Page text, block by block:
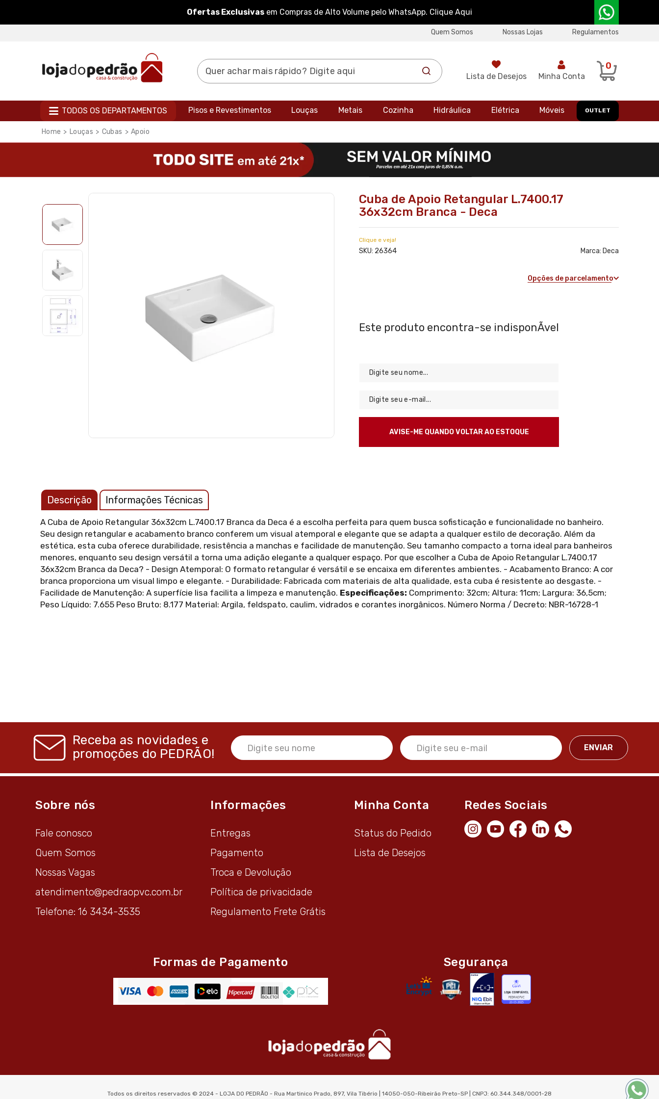
Ofertas Exclusivas em Compras de Alto Volume pelo WhatsApp. Clique Aqui
Quem Somos Nossas Lojas Regulamentos
Lista de Desejos Minha Conta
0
TODOS OS DEPARTAMENTOS OUTLET
Pisos e Revestimentos Louças Metais Cozinha Hidráulica Elétrica Móveis
Louças Cubas Apoio
Cuba de Apoio Retangular L.7400.17
36x32cm Branca - Deca
Clique e veja!
SKU: 26364 Marca: Deca
Opções de parcelamento
Descrição Informações Técnicas
A Cuba de Apoio Retangular 36x32cm L.7400.17 Branca da Deca é a escolha perfeita para quem busca sofisticação e funcionalidade no banheiro.
Seu design retangular e acabamento branco conferem um visual atemporal e elegante que se adapta a qualquer estilo de decoração. Além da
estética, esta cuba oferece durabilidade, resistência a manchas e facilidade de manutenção. Seu tamanho compacto a torna ideal para banheiros
menores, enquanto seu design versátil a torna uma adição elegante a qualquer espaço. Por que escolher a Cuba de Apoio Retangular L.7400.17
36x32cm Branca da Deca? - Design Atemporal: O formato retangular é versátil e se encaixa em diferentes ambientes. - Acabamento Branco: A cor
branca proporciona um visual limpo e elegante. - Durabilidade: Fabricada com materiais de alta qualidade, esta cuba é resistente ao desgaste. -
Facilidade de Manutenção: A superfície lisa facilita a limpeza e manutenção. Especificações: Comprimento: 32cm; Altura: 11cm; Largura: 36,5cm;
Peso Líquido: 7.655 Peso Bruto: 8.177 Material: Argila, feldspato, caulim, vidrados e corantes inorgânicos. Número Norma / Decreto: NBR-16728-1
Receba as novidades e
promoções do PEDRÃO!
Sobre nós
Fale conosco
Quem Somos
Nossas Vagas
atendimento@pedraopvc.com.br
Telefone: 16 3434-3535
Informações
Entregas
Pagamento
Troca e Devolução
Política de privacidade
Regulamento Frete Grátis
Minha Conta
Status do Pedido
Lista de Desejos
Redes Sociais
Formas de Pagamento Segurança
Todos os direitos reservados © 2024 - LOJA DO PEDRÃO - Rua Martinico Prado, 897, Vila Tibério | 14050-050-Ribeirão Preto-SP | CNPJ: 60.344.348/0001-28